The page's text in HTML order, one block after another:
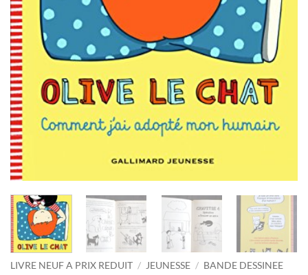
LIVRE NEUF A PRIX REDUIT / JEUNESSE / BANDE DESSINEE